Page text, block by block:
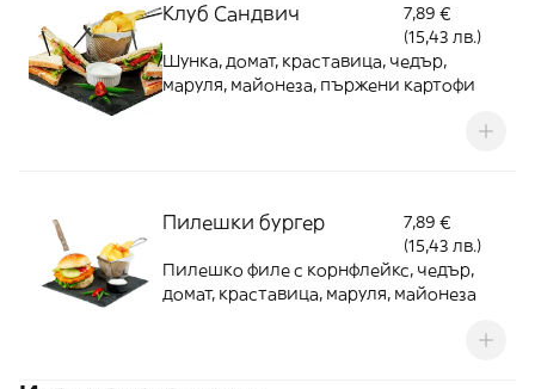
Клуб Сандвич
7,89 €
(15,43 лв.)
Шунка, домат, краставица, чедър,
маруля, майонеза, пържени картофи
Пилешки бургер
7,89 €
(15,43 лв.)
Пилешко филе с корнфлейкс, чедър,
домат, краставица, маруля, майонеза